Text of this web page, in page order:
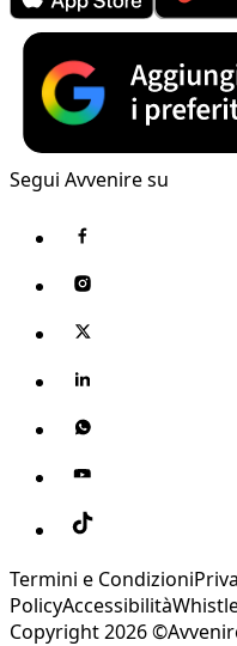
Segui Avvenire su
Termini e Condizioni
PolicyAccessibilità
Copyright 2026